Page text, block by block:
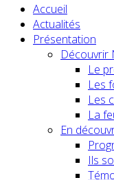
Accueil
Actualités
Présentation
Découvrir
Le
Les
Les
La
En
Ils